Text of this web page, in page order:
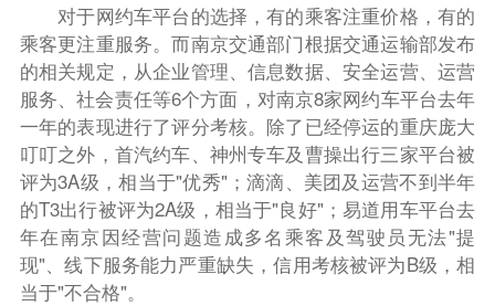
对于网约车平台的选择，有的乘客注重价格，有的
乘客更注重服务。而南京交通部门根据交通运输部发布
的相关规定，从企业管理、信息数据、安全运营、运营
服务、社会责任等6个方面，对南京8家网约车平台去年
一年的表现进行了评分考核。除了已经停运的重庆庞大
叮叮之外，首汽约车、神州专车及曹操出行三家平台被
评为3A级，相当于"优秀"；滴滴、美团及运营不到半年
的T3出行被评为2A级，相当于"良好"；易道用车平台去
年在南京因经营问题造成多名乘客及驾驶员无法"提
现"、线下服务能力严重缺失，信用考核被评为B级，相
当于"不合格"。